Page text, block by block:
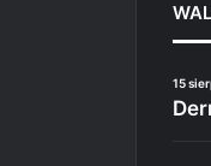
15